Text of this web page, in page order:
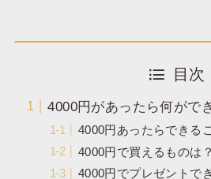
目次
4000円があったら何がで
4000円あったらできる
4000円で買えるものは？
4000円でプレゼントで